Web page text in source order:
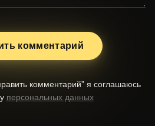
комментарий
комментарий” я соглашаюсь
персональных данных